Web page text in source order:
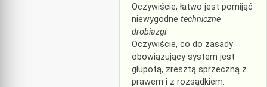
Oczywiście, łatwo jest pomijąć
niewygodne techniczne
drobiazgi
Oczywiście, co do zasady
obowiązujący system jest
głupotą, zresztą sprzeczną z
prawem i z rozsądkiem.